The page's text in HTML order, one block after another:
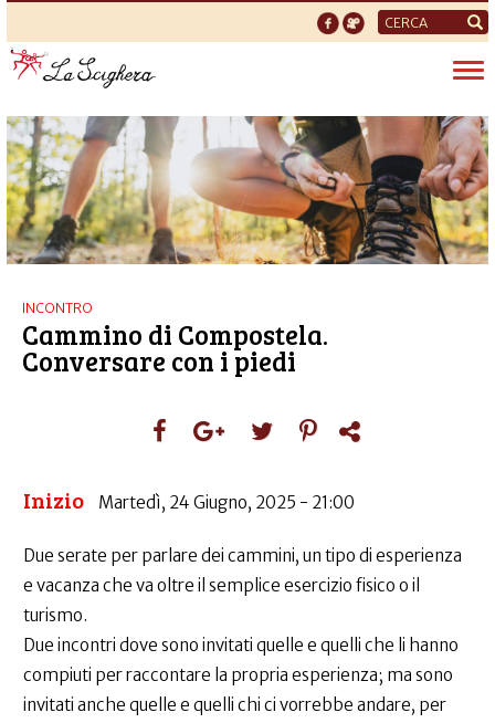
Form
di
ricerca
INCONTRO
Cammino di Compostela.
Conversare con i piedi
Inizio Martedì, 24 Giugno, 2025 - 21:00
Due serate per parlare dei cammini, un tipo di esperienza
e vacanza che va oltre il semplice esercizio fisico o il
turismo.
Due incontri dove sono invitati quelle e quelli che li hanno
compiuti per raccontare la propria esperienza; ma sono
invitati anche quelle e quelli chi ci vorrebbe andare, per